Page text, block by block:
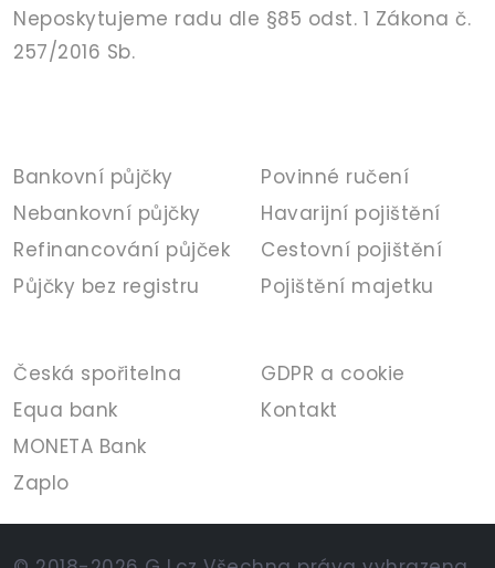
Neposkytujeme radu dle §85 odst. 1 Zákona č.
257/2016 Sb.
Bankovní půjčky
Nebankovní půjčky
Refinancování půjček
Půjčky bez registru
Povinné ručení
Havarijní pojištění
Cestovní pojištění
Pojištění majetku
Česká spořitelna
Equa bank
MONETA Bank
Zaplo
GDPR a cookie
Kontakt